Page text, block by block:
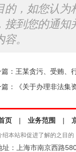
的，如您认为
接到您的通知
容。
篇： 王某贪污、受贿、
： 《关于办理非法集
页 | 业务范围 |
本站和促进了解的之目
址：上海市南京西路